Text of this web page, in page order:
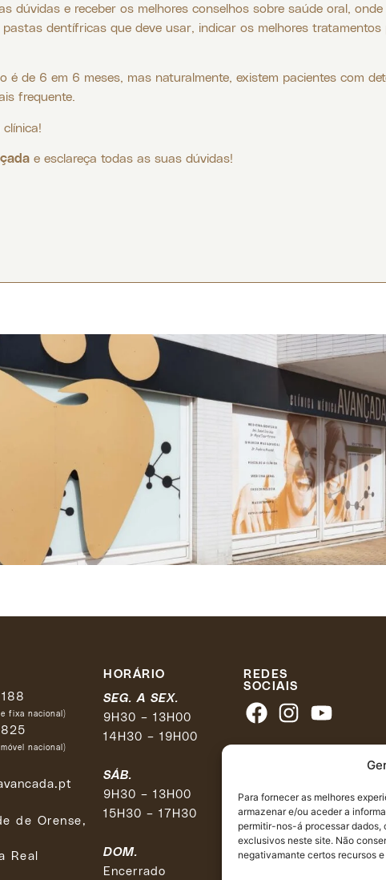
Para fornecer as melhores
armazenar e/ou aceder a
permitir-nos-á processar dados,
exclusivos neste site. Não
negativamante certos recursos
dúvidas e receber os melhores conselhos sobre saúde oral,
dentífricas que deve usar, indicar os melhores tratamentos
de 6 em 6 meses, mas naturalmente, existem pacientes com
frequente.
e esclareça todas as suas dúvidas!
fixa nacional)
nacional)
de Orense,
Real
HORÁRIO
SEG. A SEX.
9H30 – 13H00
14H30 – 19H00
SÁB.
9H30 – 13H00
15H30 – 17H30
DOM.
Encerrado
REDES
SOCIAIS